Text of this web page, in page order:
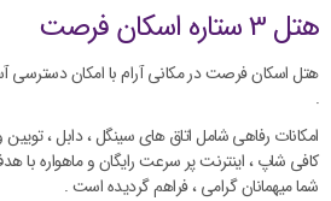
هتل 3 ستاره اسکان فرصت
هتل اسکان فرصت در مکانی آرام با امکان دسترسی
.
امکانات رفاهی شامل اتاق های سینگل ، دابل ،
کافی شاپ ، اینترنت پر سرعت رایگان و ماهواره با
شما میهمانان گرامی ، فراهم گردیده است .